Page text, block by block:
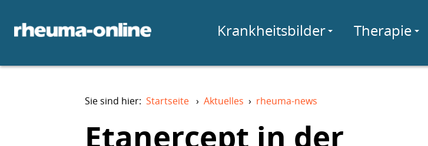
Krankheitsbilder Therapie
Sie sind hier: Startseite › Aktuelles › rheuma-news
Etanercept in der